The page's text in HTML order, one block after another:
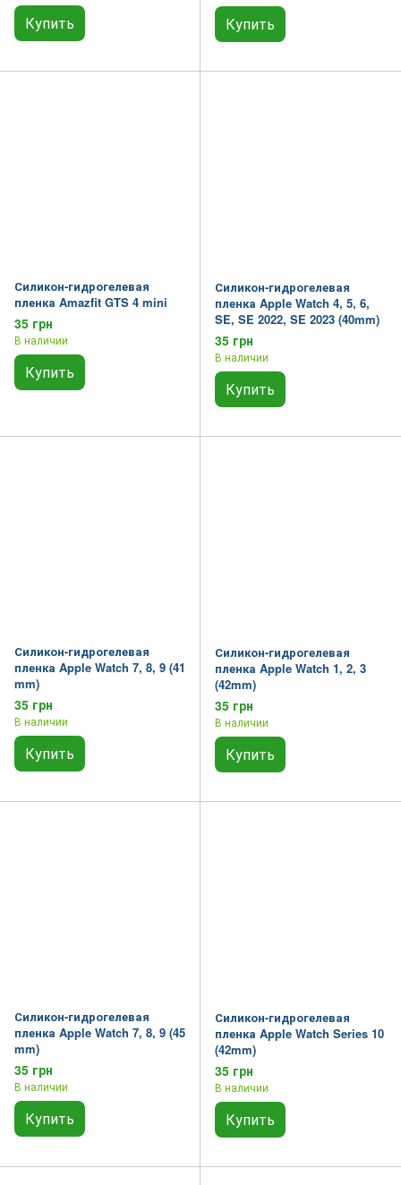
Купить Купить
Силикон-гидрогелевая
пленка Amazfit GTS 4 mini
35 грн
В наличии
Купить
Силикон-гидрогелевая
пленка Apple Watch 4, 5, 6,
SE, SE 2022, SE 2023 (40mm)
35 грн
В наличии
Купить
Силикон-гидрогелевая
пленка Apple Watch 7, 8, 9 (41
mm)
35 грн
В наличии
Купить
Силикон-гидрогелевая
пленка Apple Watch 1, 2, 3
(42mm)
35 грн
В наличии
Купить
Силикон-гидрогелевая
пленка Apple Watch 7, 8, 9 (45
mm)
35 грн
В наличии
Купить
Силикон-гидрогелевая
пленка Apple Watch Series 10
(42mm)
35 грн
В наличии
Купить